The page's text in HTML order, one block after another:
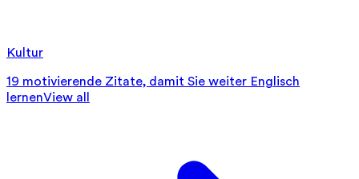
Kultur
19 motivierende Zitate, damit Sie weiter Englisch
lernenView all